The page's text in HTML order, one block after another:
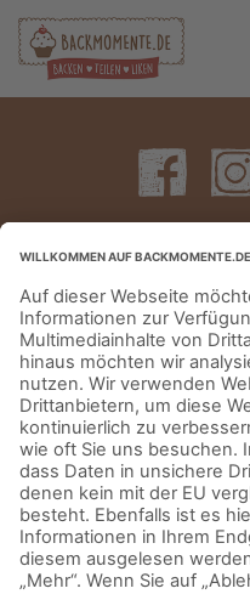
IMPRESSUM
© Aurora Mühlen GmbH -